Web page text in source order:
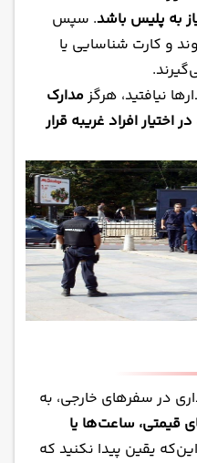
به پلیس باشد. سپس
و کارت شناسایی یا
نیافتید، هرگزمدارک
افراد غریبه قرار
در سفرهای خارجی، به
قیمتی، ساعت‌ها یا
یقین پیدا نکنید که